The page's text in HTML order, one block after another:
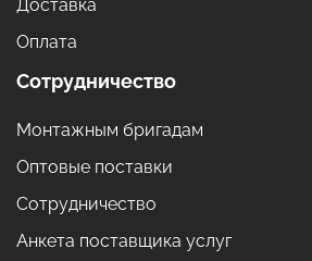
Доставка
Оплата
Сотрудничество
Монтажным бригадам
Оптовые поставки
Сотрудничество
Анкета поставщика услуг